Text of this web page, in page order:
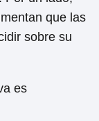
que las
sobre su
es